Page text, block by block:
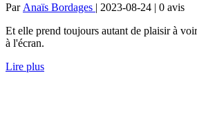
Par Anaïs Bordages | 2023-08-24 | 0 avis
Et elle prend toujours autant de plaisir à
à l'écran.
Lire plus